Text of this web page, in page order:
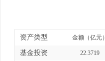
资产类型 金额（亿元）
基金投资 22.3719